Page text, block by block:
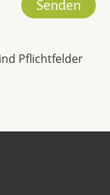
Pflichtfelder